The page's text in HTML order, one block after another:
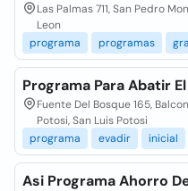
Las Palmas 711, San Pedro
Leon
programa
programas
Programa Para Abatir
Fuente Del Bosque 165,
Potosi, San Luis Potosi
programa
evadir inicial
Asi Programa Ahorro